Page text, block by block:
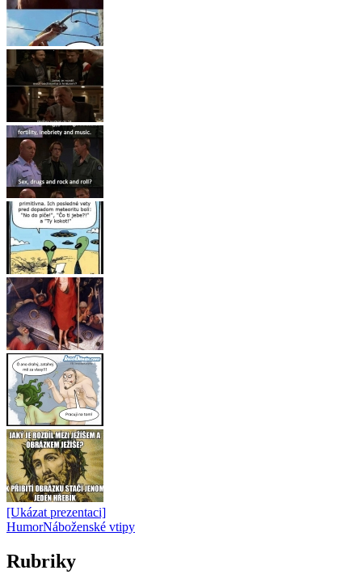
[Ukázat prezentaci]
HumorNáboženské vtipy
Rubriky